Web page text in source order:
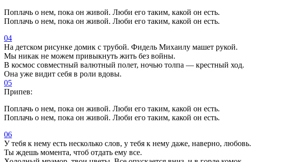
Поплачь о нем, пока он живой. Люби его таким, какой он есть.
Поплачь о нем, пока он живой. Люби его таким, какой он есть.
04
На детском рисунке домик с трубой. Фидель Михаилу машет рукой.
Мы никак не можем привыкнуть жить без войны.
В космос совместный валютный полет, ночью толпа — крестный ход.
Она уже видит себя в роли вдовы.
05
Припев:
Поплачь о нем, пока он живой. Люби его таким, какой он есть.
Поплачь о нем, пока он живой. Люби его таким, какой он есть.
06
У тебя к нему есть несколько слов, у тебя к нему даже, наверно, любовь.
Ты ждешь момента, чтоб отдать ему все.